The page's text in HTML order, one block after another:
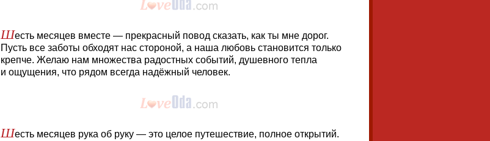
Шесть месяцев вместе — прекрасный повод сказать, как ты мне дорог.
Пусть все заботы обходят нас стороной, а наша любовь становится только
крепче. Желаю нам множества радостных событий, душевного тепла
и ощущения, что рядом всегда надёжный человек.
Шесть месяцев рука об руку — это целое путешествие, полное открытий.